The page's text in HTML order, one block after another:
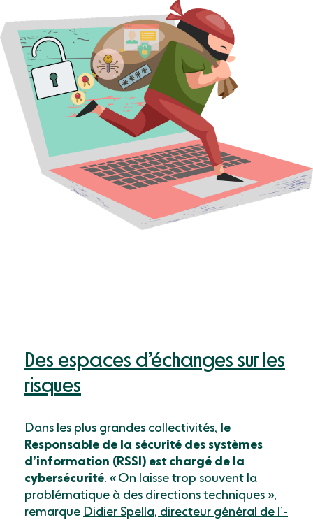
Des espaces d’échanges sur les
risques
Dans les plus grandes collectivités,
le
Responsable de la sécurité des systèmes
d’information (RSSI) est chargé de la
cybersécurité. « On laisse trop ­souvent la
problématique à des directions techniques »,
remarque ­ Didier ­Spella, directeur général de l’­­